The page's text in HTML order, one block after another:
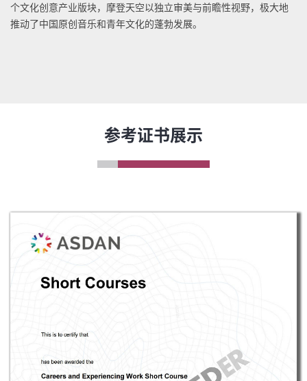
个文化创意产业版块，摩登天空以独立审美与前瞻性视野，极大地
推动了中国原创音乐和青年文化的蓬勃发展。
参考证书展示